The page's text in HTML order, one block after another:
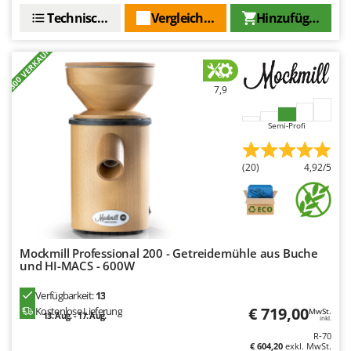
Omas
Ooni
Oriental Koshin
Outdoorchef
Palumbo Pavi
Philips
Pramac
Prismafood
Hinzufügen
Vergleichen Sie
Technische Daten
+300 VERKAUFT 7,9
Semi-Profi
(20) 4,92/5
Mockmill Professional 200 - Getreidemühle aus Buche
und HI-MACS - 600W
Verfügbarkeit:13
Kostenlose Lieferung
13. Aug. - 17. Aug. € 719,00MwSt.
inkl.
R-70
€ 604,20 exkl. MwSt.